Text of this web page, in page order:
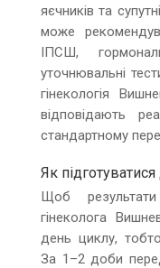
яєчників та
може
ІПСШ,
уточнювальні
гінекологія
відповідають
стандартному
Як підготуватися
Щоб
гінеколога
день циклу,
За 1–2 доби